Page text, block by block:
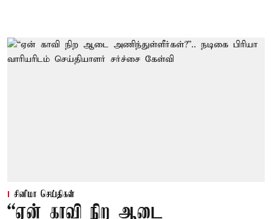
சினிமா செய்திகள்
“ஏன் காவி நிற ஆடை